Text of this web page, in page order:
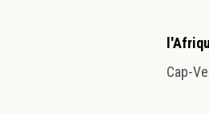
Cap-